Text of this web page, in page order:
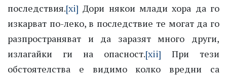
последствия.[xi] Дори някои млади хора да го
изкарват по-леко, в последствие те могат да го
разпространяват и да заразят много други,
излагайки ги на опасност.[xii] При тези
обстоятелства е видимо колко вредни са